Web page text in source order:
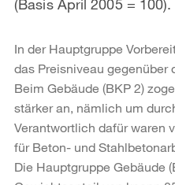
(Basis April 2005 = 100).
In der Hauptgruppe
das Preisniveau gegenüber
Beim Gebäude (BKP 2)
stärker an, nämlich um
Verantwortlich dafür waren
für Beton- und
Die Hauptgruppe Gebäude